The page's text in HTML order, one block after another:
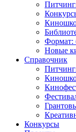
Формат:
Новые
Справочник
Конкурсы